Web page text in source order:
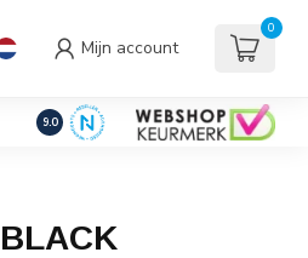
Mijn account
0
€Incl. btw
9.0